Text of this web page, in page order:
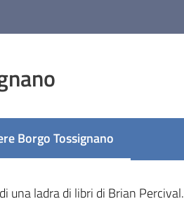
Borgo Tossignano
selezionato
una ladra di libri di Brian Percival.